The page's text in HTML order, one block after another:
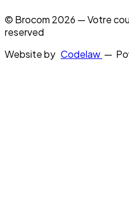
© Brocom 2026 — Votre
reserved
Website by Codelaw —